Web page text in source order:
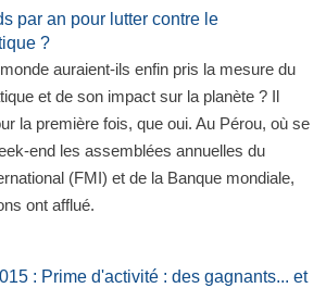
par an pour lutter contre le
?
auraient-ils enfin pris la mesure du
et de son impact sur la planète ? Il
la première fois, que oui. Au Pérou, où se
end les assemblées annuelles du
(FMI) et de la Banque mondiale,
ont afflué.
: Prime d'activité : des gagnants... et